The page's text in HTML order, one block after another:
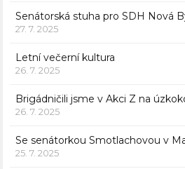
Senátorská stuha pro SDH Nová
27. 7. 2025
Letní večerní kultura
26. 7. 2025
Brigádničili jsme v Akci Z na
26. 7. 2025
Se senátorkou Smotlachovou v
25. 7. 2025